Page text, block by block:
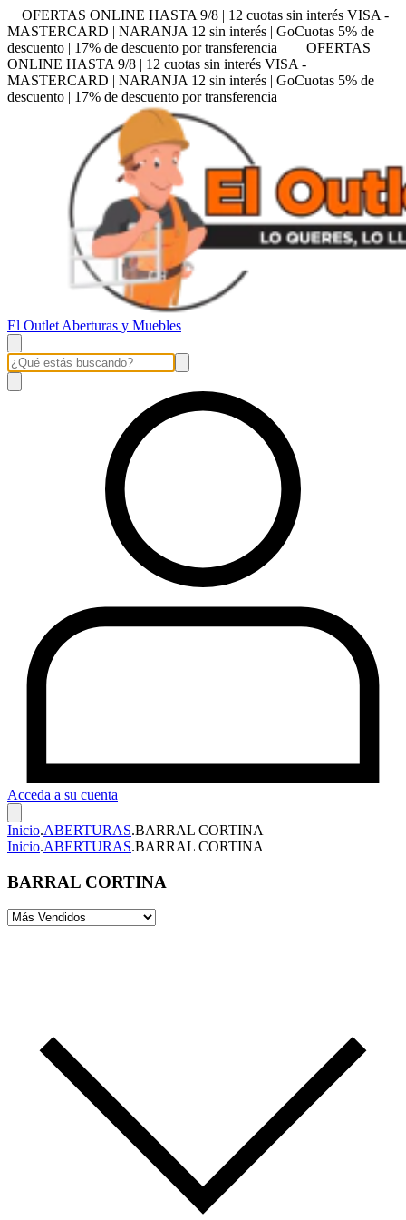
OFERTAS ONLINE HASTA 9/8 | 12 cuotas sin interés VISA -
MASTERCARD | NARANJA 12 sin interés | GoCuotas 5% de
descuento | 17% de descuento por transferencia
OFERTAS
ONLINE HASTA 9/8 | 12 cuotas sin interés VISA -
MASTERCARD | NARANJA 12 sin interés | GoCuotas 5% de
descuento | 17% de descuento por transferencia
El Outlet Aberturas y Muebles
Acceda a su cuenta
Inicio.ABERTURAS.BARRAL CORTINA
Inicio.ABERTURAS.BARRAL CORTINA
BARRAL CORTINA